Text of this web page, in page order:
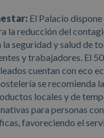
El Palacio
la reducción del
seguridad y salud de
y trabajadores. El
cuentan con eco
se recomienda
locales y de
para personas
favoreciendo el